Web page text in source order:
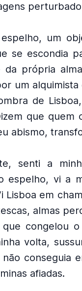
um
se escondia
própria
um
de
que quem
abismo,
senti a
espelho, vi a
Lisboa em
almas
congelou o
volta,
conseguia
afiadas.